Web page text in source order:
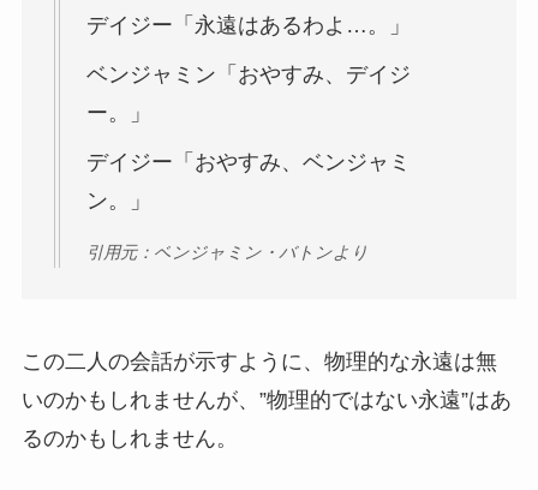
デイジー「永遠はあるわよ…。」
ベンジャミン「おやすみ、デイジ
ー。」
デイジー「おやすみ、ベンジャミ
ン。」
引用元：ベンジャミン・バトンより
この二人の会話が示すように、物理的な永遠は無
いのかもしれませんが、”物理的ではない永遠”はあ
るのかもしれません。